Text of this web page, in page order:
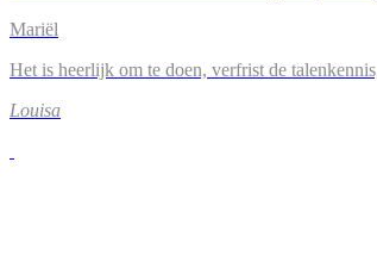
Mariël
Het is heerlijk om te doen, verfrist de
Louisa